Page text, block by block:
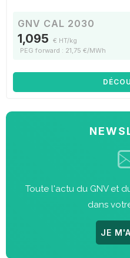
GNV CAL 2030
1,095 € HT/kg
PEG forward : 21,75 €/MWh
Toute l'actu du GNV et
dans
JE